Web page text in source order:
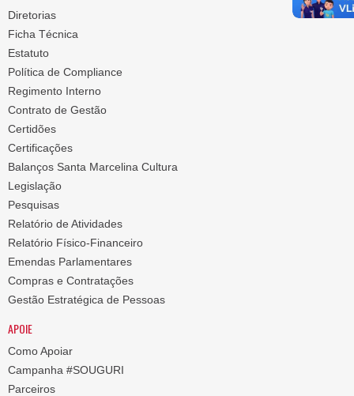
Diretorias
Ficha Técnica
Estatuto
Política de Compliance
Regimento Interno
Contrato de Gestão
Certidões
Certificações
Balanços Santa Marcelina Cultura
Legislação
Pesquisas
Relatório de Atividades
Relatório Físico-Financeiro
Emendas Parlamentares
Compras e Contratações
Gestão Estratégica de Pessoas
APOIE
Como Apoiar
Campanha #SOUGURI
Parceiros